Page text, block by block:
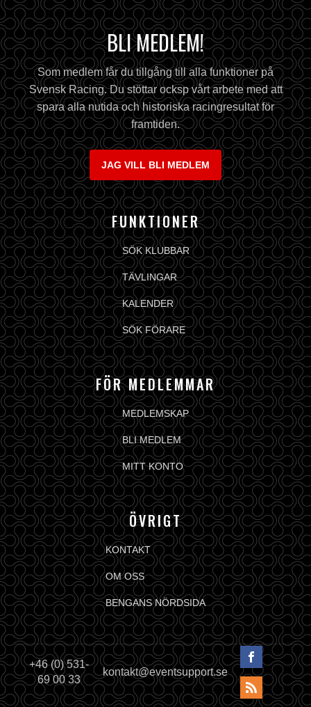
BLI MEDLEM!
Som medlem får du tillgång till alla funktioner på
Svensk Racing. Du stöttar ocksp vårt arbete med att
spara alla nutida och historiska racingresultat för
framtiden.
JAG VILL BLI MEDLEM
FUNKTIONER
SÖK KLUBBAR
TÄVLINGAR
KALENDER
SÖK FÖRARE
FÖR MEDLEMMAR
MEDLEMSKAP
BLI MEDLEM
MITT KONTO
ÖVRIGT
KONTAKT
OM OSS
BENGANS NÖRDSIDA
+46 (0) 531-
69 00 33
kontakt@eventsupport.se